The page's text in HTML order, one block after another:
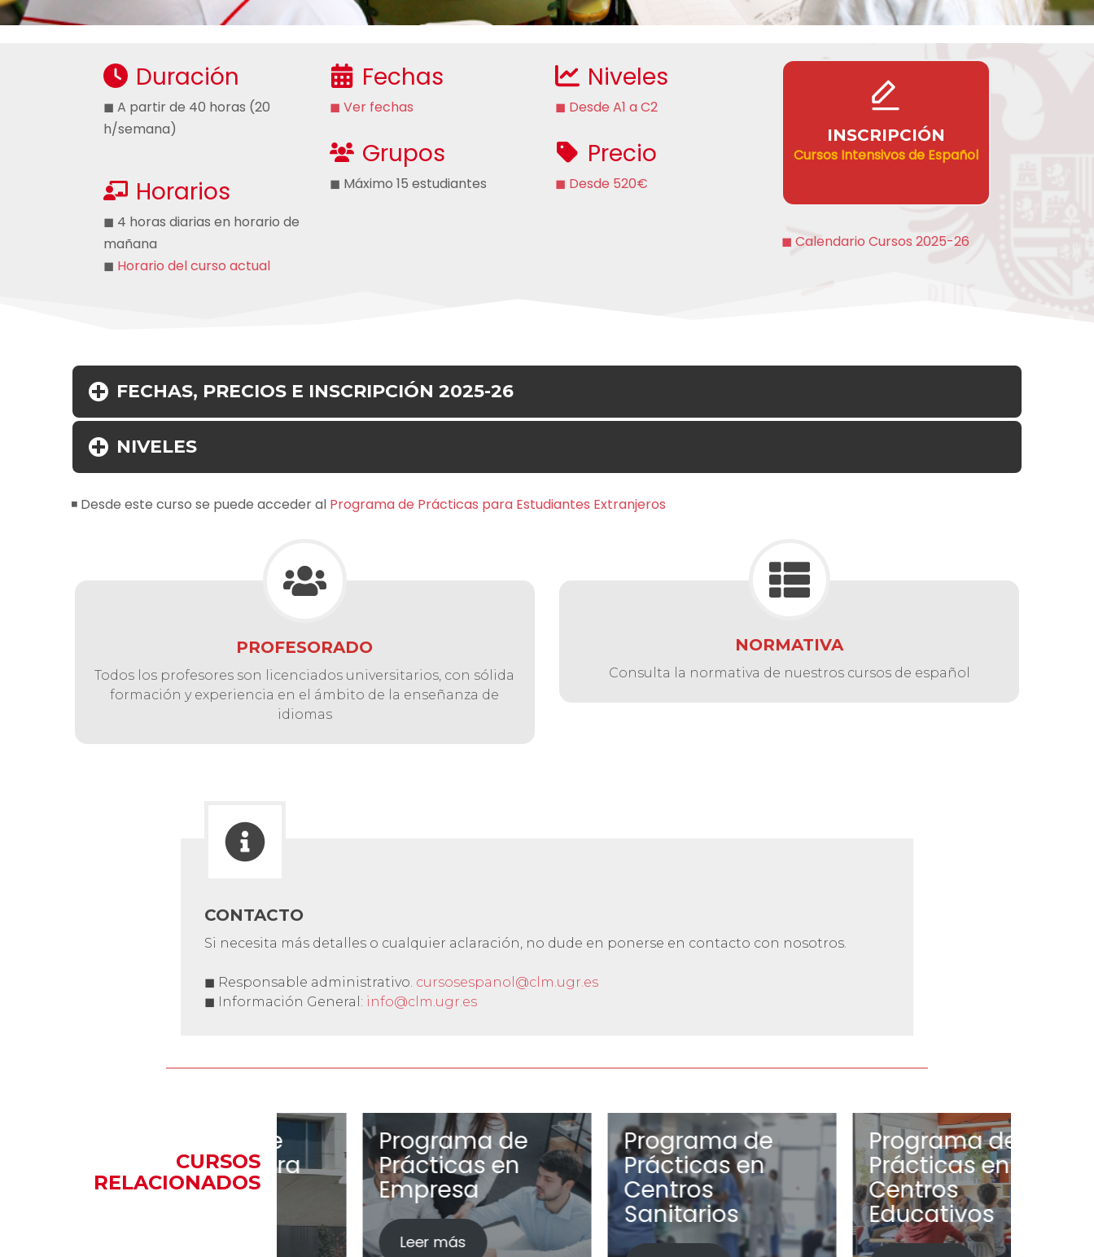
Duración
◼ A partir de 40 horas (20
h/semana)
Horarios
◼ 4 horas diarias en horario de
mañana
◼ Horario del curso actual
Fechas
◼ Ver fechas
Grupos
◼ Máximo 15 estudiantes
Niveles
◼ Desde A1 a C2
Precio
◼ Desde 520€
INSCRIPCIÓN
Cursos Intensivos de Español
◼ Calendario Cursos 2025-26
FECHAS, PRECIOSE INSCRIPCIÓN 2025-26
NIVELES
◾ Desde este curso se puede acceder al Programa de Prácticas para Estudiantes Extranjeros
PROFESORADO
Todos los profesores son licenciados universitarios, con sólida
formación y experiencia en el ámbito de la enseñanza de
idiomas
NORMATIVA
Consulta la normativa de nuestros cursos de español
CONTACTO
Si necesita más detalles o cualquier aclaración, no dude en ponerse en contacto con nosotros.
◼ Responsable administrativo. cursosespanol@clm.ugr.es
◼ Información General: info@clm.ugr.es
CURSOS
RELACIONADOS
Prácticas para
Estudiantes
Programa de
Prácticas en
Empresa
Leer más
Programa de
Prácticas en
Centros
Sanitarios
Programa de
Prácticas en
Centros
Educativos